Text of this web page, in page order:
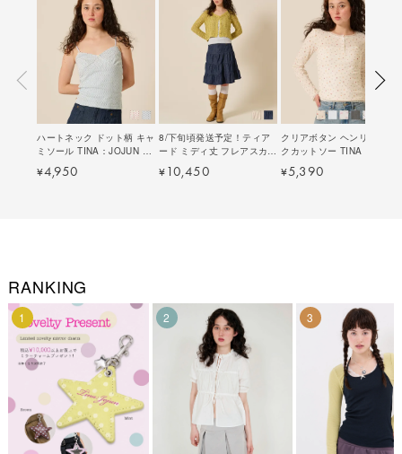
ハートネック ドット柄 キャ
ミソール TINA：JOJUN 全
¥4,950
8/下旬頃発送予定！ティア
ード ミディ丈 フレアスカー
tnj611-1222【4】
¥ 10,450
クリアボタン ヘンリーネッ
クカットソー TINA：
0577【20】
¥5,390
RANKING
1 2 3